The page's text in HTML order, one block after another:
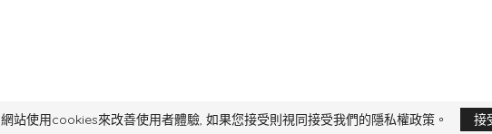
毅傳媒控股股份有限公司 版權所有，非經授權，不得轉載 All Right Reserved.Yi Media Inc. 電話
網站使用cookies來改善使用者體驗, 如果您接受則視同接受我們的隱私權政策。 接